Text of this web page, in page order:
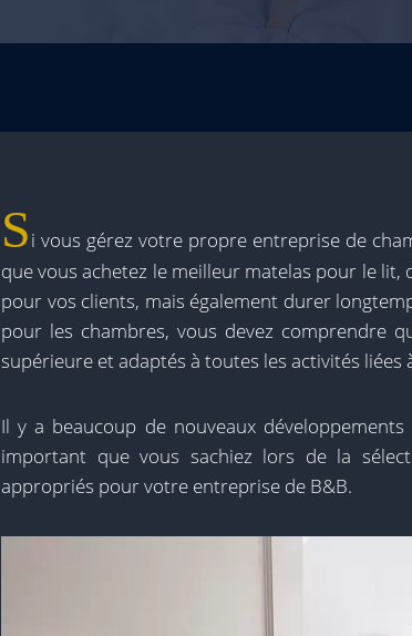
Si vous gérez votre propre entreprise de
que vous achetez le meilleur matelas pour le
pour vos clients, mais également durer
pour les chambres, vous devez comprendre
supérieure et adaptés à toutes les activités liées
Il y a beaucoup de nouveaux
important que vous sachiez lors de la
appropriés pour votre entreprise de B&B.